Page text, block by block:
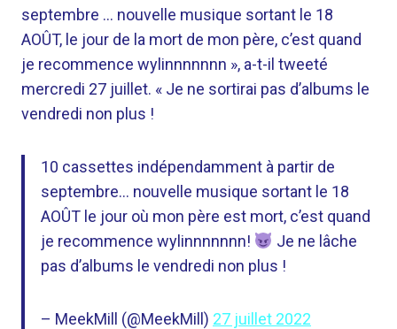
septembre … nouvelle musique sortant le 18
AOÛT, le jour de la mort de mon père, c’est quand
je recommence wylinnnnnnn », a-t-il tweeté
mercredi 27 juillet. « Je ne sortirai pas d’albums le
vendredi non plus !
10 cassettes indépendamment à partir de
septembre… nouvelle musique sortant le 18
AOÛT le jour où mon père est mort, c’est quand
je recommence wylinnnnnnn!
Je ne lâche
pas d’albums le vendredi non plus !
– MeekMill (@MeekMill) 27 juillet 2022